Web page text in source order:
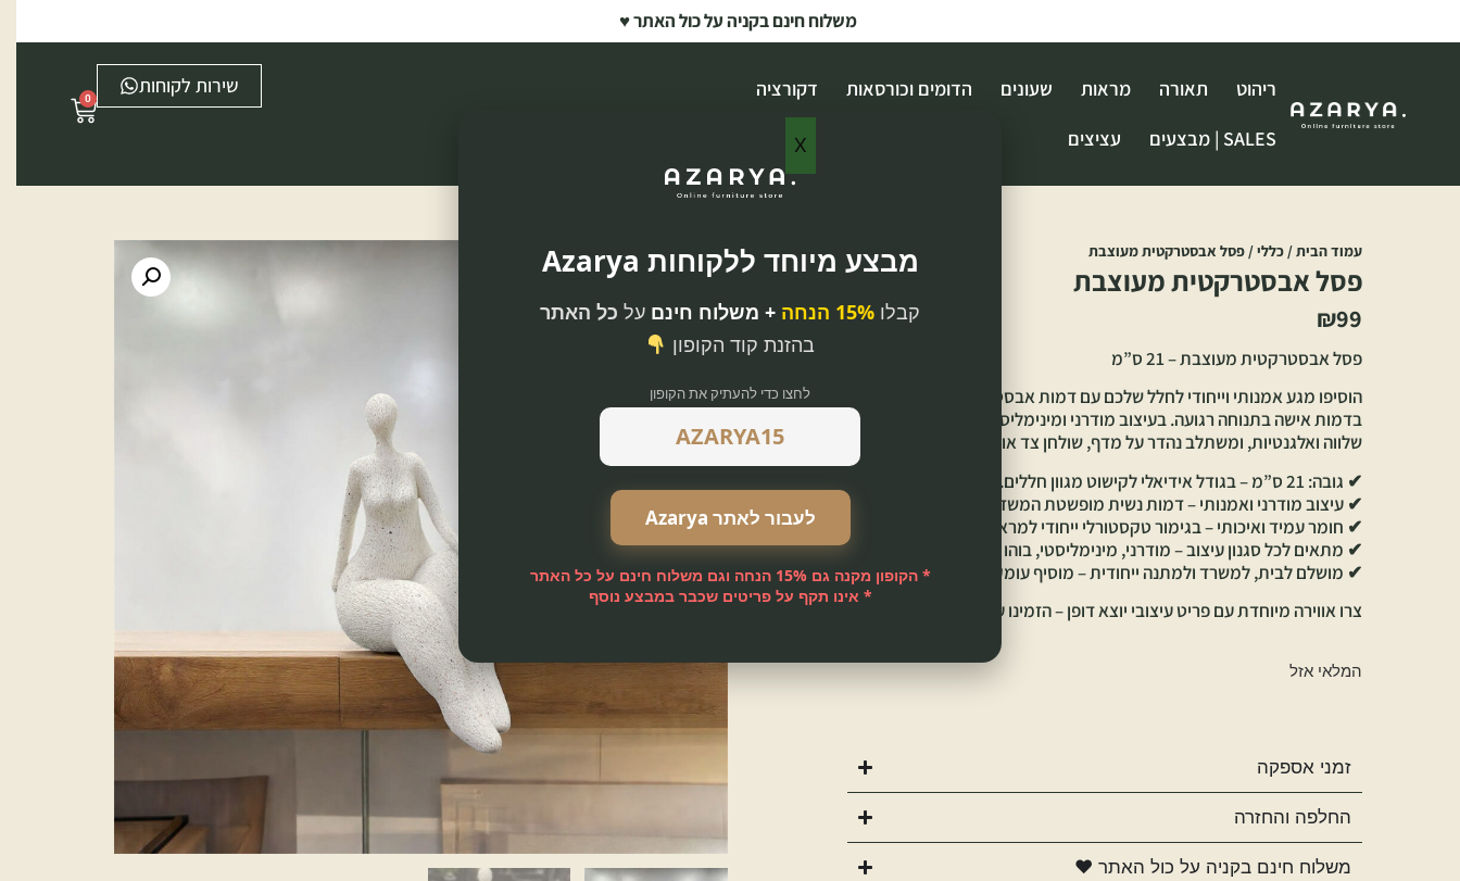
משלוח חינם בקניה על כול האתר ♥
ריהוט תאורה מראות שעונים הדומים וכורסאות
דקורציה
SALES | מבצעים
עציצים
0
שירות לקוחות
עמוד הבית/כללי/ פסל אבסטרקטית מעוצבת
פסל אבסטרקטית מעוצבת
₪99
פסל אבסטרקטית מעוצבת – 21 ס”מ
הוסיפו מגע אמנותי וייחודי לחלל שלכם עם דמות אבסטרקטית מעוצבת
בדמות אישה בתנוחה רגועה. בעיצוב מודרני ומינימליסטי, הפריט משדר
שלווה ואלגנטיות, ומשתלב נהדר על מדף, שולחן צד או שידה מעוצבת.
✔ גובה: 21 ס”מ – בגודל אידיאלי לקישוט מגוון חללים.
✔ עיצוב מודרני ואמנותי – דמות נשית מופשטת המשדרת רוגע וסטייל.
✔ חומר עמיד ואיכותי – בגימור טקסטורלי ייחודי למראה טבעי.
✔ מתאים לכל סגנון עיצוב – מודרני, מינימליסטי, בוהו ושיק.
✔ מושלם לבית, למשרד ולמתנה ייחודית – מוסיף עומק ועניין לכל מרחב.
צרו אווירה מיוחדת עם פריט עיצובי יוצא דופן – הזמינו עכשיו!
המלאי אזל
זמני אספקה
החלפה והחזרה
משלוח חינם בקניה על כול האתר ♥
מבצע מיוחד ללקוחות Azarya
קבלו 15% הנחה + משלוח חינם על כל האתר
בהזנת קוד הקופון
לחצו כדי להעתיק את הקופון
לעבור לאתר Azarya
* הקופון מקנה גם 15% הנחה וגם משלוח חינם על כל האתר
* אינו תקף על פריטים שכבר במבצע נוסף
X